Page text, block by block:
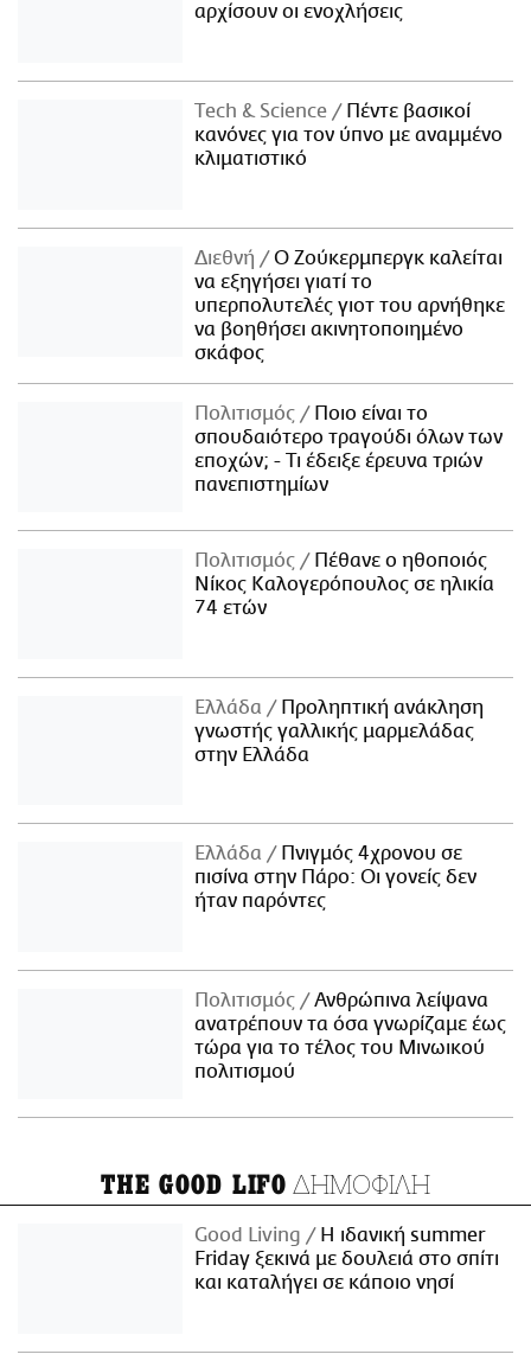
αρχίσουν οι ενοχλήσεις
Τech & Science
Πέντε βασικοί
κανόνες για τον ύπνο με αναμμένο
κλιματιστικό
Διεθνή
Ο Ζούκερμπεργκ καλείται
να εξηγήσει γιατί το
υπερπολυτελές γιοτ του αρνήθηκε
να βοηθήσει ακινητοποιημένο
σκάφος
Πολιτισμός
Ποιο είναι το
σπουδαιότερο τραγούδι όλων των
εποχών; - Τι έδειξε έρευνα τριών
πανεπιστημίων
Πολιτισμός
Πέθανε ο ηθοποιός
Νίκος Καλογερόπουλος σε ηλικία
74 ετών
Ελλάδα
Προληπτική ανάκληση
γνωστής γαλλικής μαρμελάδας
στην Ελλάδα
Ελλάδα
Πνιγμός 4χρονου σε
πισίνα στην Πάρο: Οι γονείς δεν
ήταν παρόντες
Πολιτισμός
Ανθρώπινα λείψανα
ανατρέπουν τα όσα γνωρίζαμε έως
τώρα για το τέλος του Μινωικού
πολιτισμού
THE GOOD LIFO ΔΗΜΟΦΙΛΗ
Good Living
Η ιδανική summer
Friday ξεκινά με δουλειά στο σπίτι
και καταλήγει σε κάποιο νησί